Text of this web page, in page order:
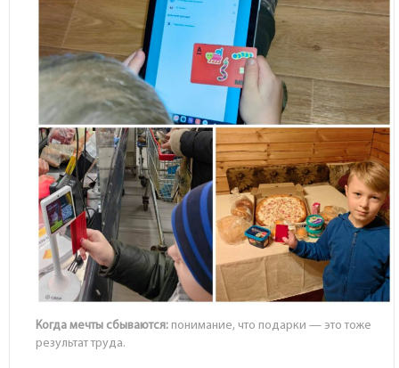
Когда мечты сбываются: понимание, что подарки — это тоже
результат труда.